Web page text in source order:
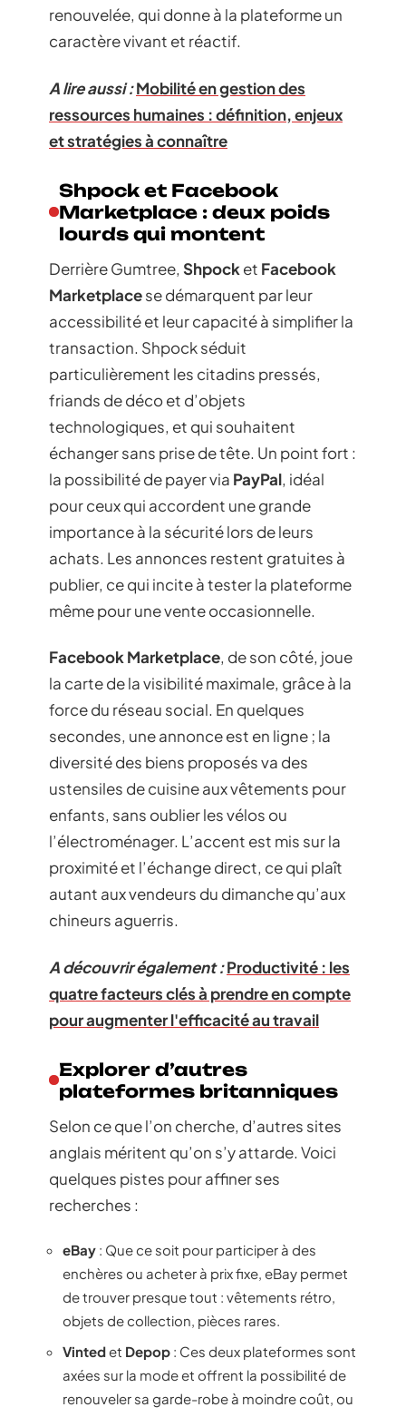
renouvelée, qui donne à la plateforme un
caractère vivant et réactif.
A lire aussi :Mobilité en gestion des
ressources humaines : définition, enjeux
et stratégies à connaître
Shpock et Facebook
Marketplace : deux poids
lourds qui montent
Derrière Gumtree, Shpock et Facebook
Marketplacese démarquent par leur
accessibilité et leur capacité à simplifier la
transaction. Shpock séduit
particulièrement les citadins pressés,
friands de déco et d’objets
technologiques, et qui souhaitent
échanger sans prise de tête. Un point fort :
la possibilité de payer via PayPal, idéal
pour ceux qui accordent une grande
importance à la sécurité lors de leurs
achats. Les annonces restent gratuites à
publier, ce qui incite à tester la plateforme
même pour une vente occasionnelle.
Facebook Marketplace, de son côté, joue
la carte de la visibilité maximale, grâce à la
force du réseau social. En quelques
secondes, une annonce est en ligne ; la
diversité des biens proposés va des
ustensiles de cuisine aux vêtements pour
enfants, sans oublier les vélos ou
l’électroménager. L’accent est mis sur la
proximité et l’échange direct, ce qui plaît
autant aux vendeurs du dimanche qu’aux
chineurs aguerris.
A découvrir également :Productivité : les
quatre facteurs clés à prendre en compte
pour augmenter l'efficacité au travail
Explorer d’autres
plateformes britanniques
Selon ce que l’on cherche, d’autres sites
anglais méritent qu’on s’y attarde. Voici
quelques pistes pour affiner ses
recherches :
eBay : Que ce soit pour participer à des
enchères ou acheter à prix fixe, eBay permet
de trouver presque tout : vêtements rétro,
objets de collection, pièces rares.
Vintedet Depop : Ces deux plateformes sont
axées sur la mode et offrent la possibilité de
renouveler sa garde-robe à moindre coût, ou